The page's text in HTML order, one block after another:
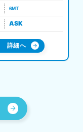
6MT
ASK
詳細へ